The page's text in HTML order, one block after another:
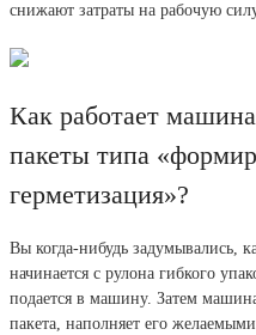
снижают затраты на рабочую
Как работает
пакеты типа
герметизация»?
Вы когда-нибудь задумывались,
начинается с рулона гибкого
подается в машину. Затем
пакета, наполняет его